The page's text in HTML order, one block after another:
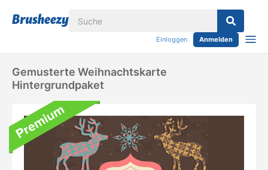
Einloggen Anmelden
Gemusterte Weihnachtskarte
Hintergrundpaket